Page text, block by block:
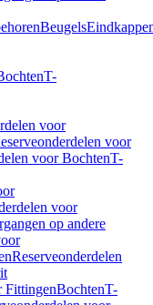
Beugels
T-
voor
voor
voor BochtenT-
voor
op andere
Reserveonderdelen
FittingenBochtenT-